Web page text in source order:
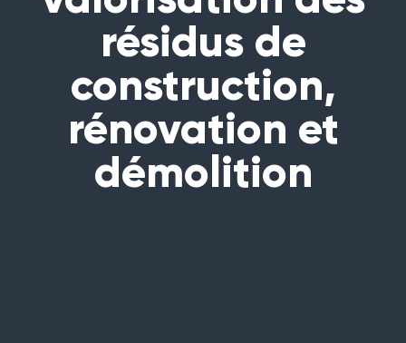
résidus de
construction,
rénovation et
démolition